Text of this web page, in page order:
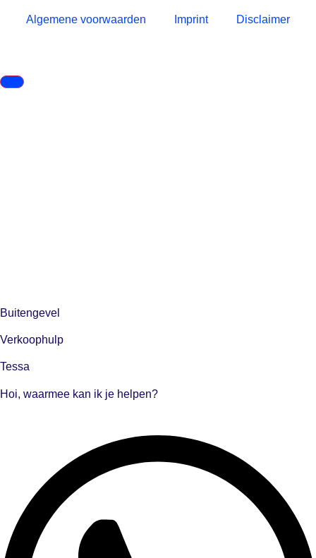
Algemene voorwaarden Imprint Disclaimer
Buitengevel
Verkoophulp
Tessa
Hoi, waarmee kan ik je helpen?